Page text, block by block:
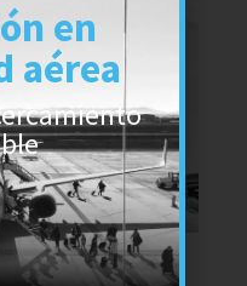
ADR 1.3 online?
en
aérea